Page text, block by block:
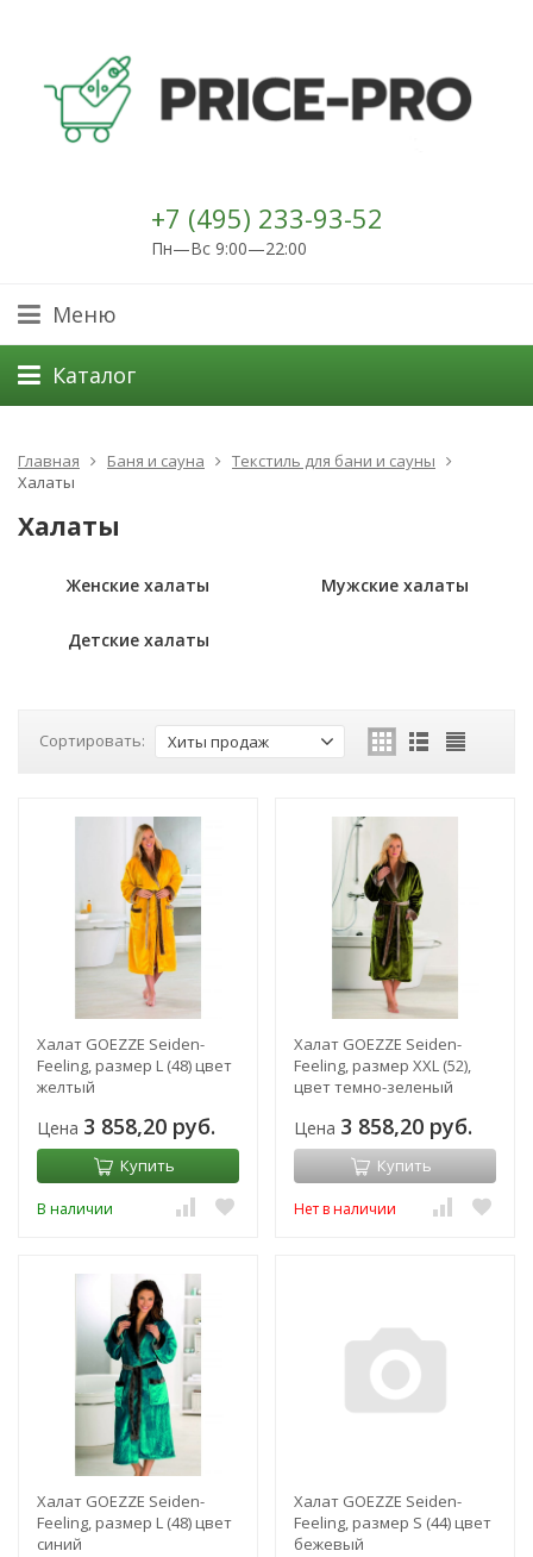
+7 (495) 233-93-52
Пн—Вс 9:00—22:00
Меню
Каталог
Главная Баня и сауна
Текстиль для бани и сауны
Халаты
Халаты
Женские халаты Мужские халаты
Детские халаты
Сортировать: Хиты продаж
Халат GOEZZE Seiden-
Feeling, размер L (48) цвет
желтый
Цена 3 858,20 руб.
Купить
В наличии
Халат GOEZZE Seiden-
Feeling, размер XXL (52),
цвет темно-зеленый
Цена 3 858,20 руб.
Купить
Нет в наличии
Халат GOEZZE Seiden-
Feeling, размер L (48) цвет
синий
Халат GOEZZE Seiden-
Feeling, размер S (44) цвет
бежевый